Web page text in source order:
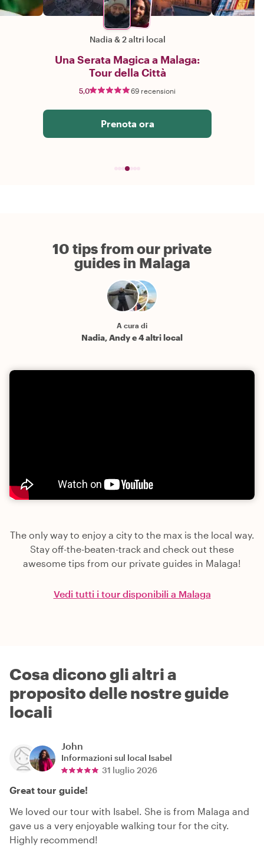
Nadia &2 altri local
Una Serata Magica a Malaga:
Tour della Città
5,0 69 recensioni
Prenota ora
10 tips from our private
guides in Malaga
A cura di
Nadia, Andy e 4 altri local
The only way to enjoy a city to the max is the local way.
Stay off-the-beaten-track and check out these
awesome tips from our private guides in Malaga!
Vedi tutti i tour disponibili a Malaga
Cosa dicono gli altri a
proposito delle nostre guide
locali
John
Informazioni sul local Isabel
31 luglio 2026
Great tour guide!
We loved our tour with Isabel. She is from Malaga and
gave us a very enjoyable walking tour for the city.
Highly recommend!